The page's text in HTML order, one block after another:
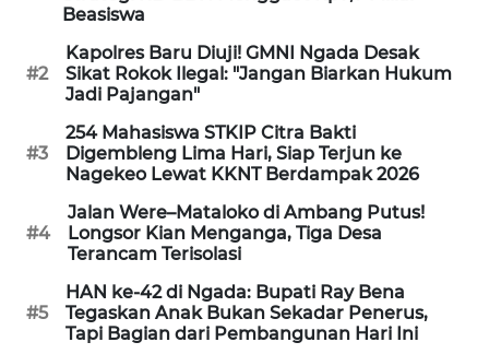
Beasiswa
#2
Kapolres Baru Diuji! GMNI Ngada Desak
Sikat Rokok Ilegal: "Jangan Biarkan Hukum
Jadi Pajangan"
#3
254 Mahasiswa STKIP Citra Bakti
Digembleng Lima Hari, Siap Terjun ke
Nagekeo Lewat KKNT Berdampak 2026
#4
Jalan Were–Mataloko di Ambang Putus!
Longsor Kian Menganga, Tiga Desa
Terancam Terisolasi
#5
HAN ke-42 di Ngada: Bupati Ray Bena
Tegaskan Anak Bukan Sekadar Penerus,
Tapi Bagian dari Pembangunan Hari Ini
ANUGERAH
NEWS
AKHLAK
ID
PERAPKI
NEWS
SONYA
ASA
NEWS